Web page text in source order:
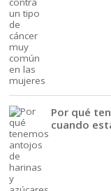
Por qué
cuando